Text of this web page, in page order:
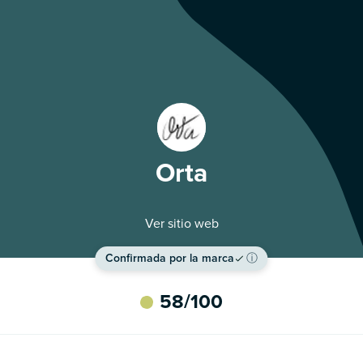
Orta
Ver sitio web
Confirmada por la marca ⓘ
58/100